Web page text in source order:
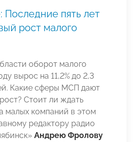
Последние пять лет
рост малого
оборот малого
вырос на 11,2% до 2,3
Какие сферы МСП дают
Стоит ли ждать
малых компаний в этом
редактору радио
Андрею Фролову